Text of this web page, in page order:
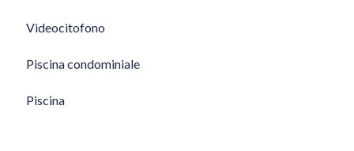
Videocitofono
Piscina condominiale
Piscina